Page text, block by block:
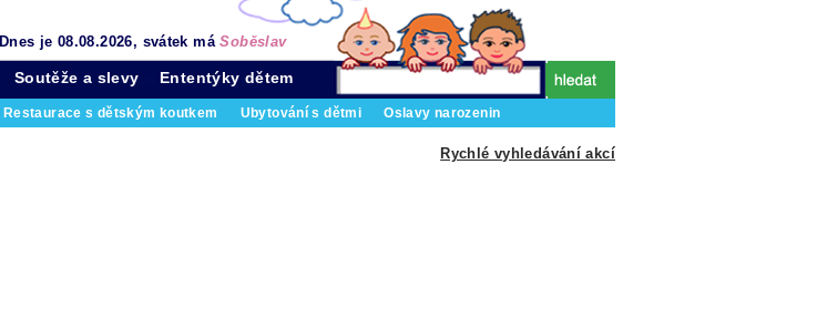
Dnes je 08.08.2026, svátek máSoběslav
Restaurace s dětským koutkem Ubytování s dětmi Oslavy narozenin
Soutěže a slevy Ententýky dětem
Rychlé vyhledávání akcí